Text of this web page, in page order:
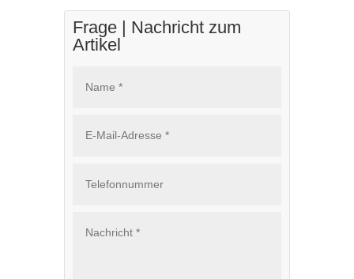
Frage | Nachricht zum
Artikel